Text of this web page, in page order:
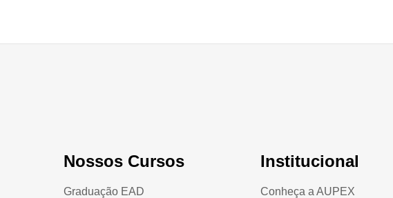
Nossos Cursos
Graduação EAD
Institucional
Conheça a AUPEX